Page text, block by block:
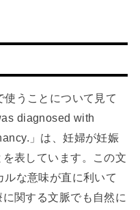
うことについて見て
diagnosed with
」は、妊婦が妊娠
表しています。この文
な意味が直に利いて
関する文脈でも自然に